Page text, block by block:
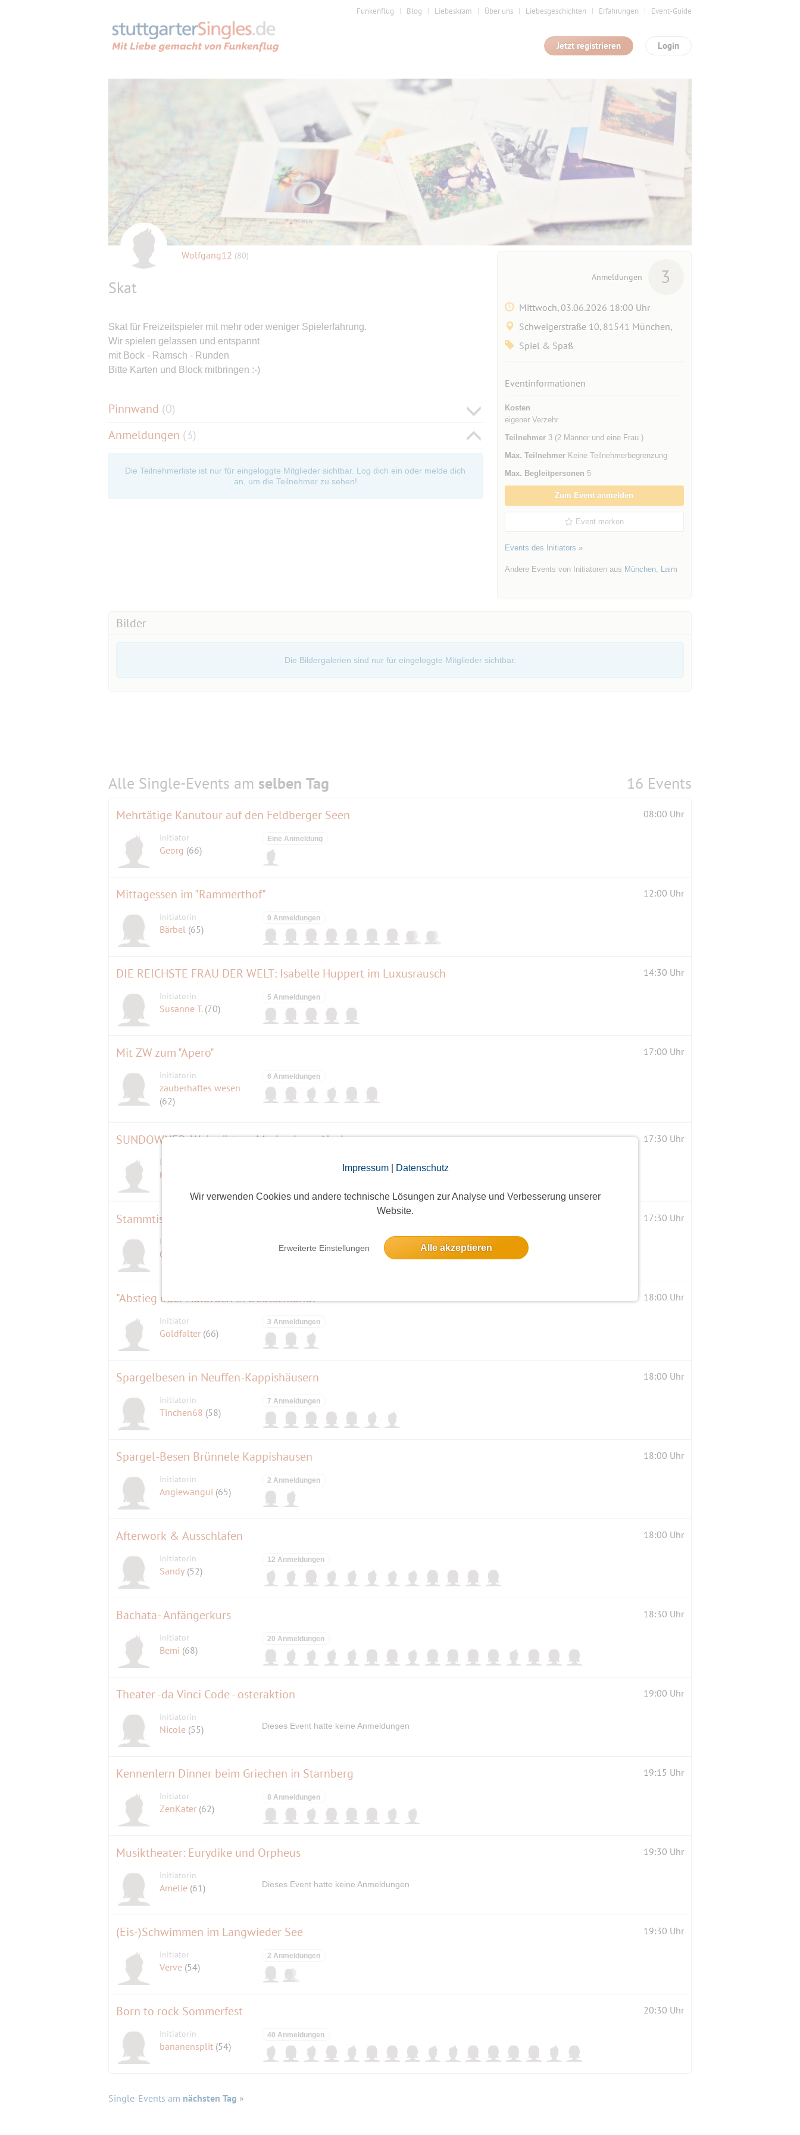
Impressum| Datenschutz
Wir verwenden Cookies und andere technische Lösungen zur Analyse und Verbesserung unserer
Website.
Erweiterte Einstellungen Alle akzeptieren
Funkenflug Blog Liebeskram Über uns Liebesgeschichten Erfahrungen Event-Guide
Login
Jetzt registrieren
Wolfgang12 (80)
Skat
Skat für Freizeitspieler mit mehr oder weniger Spielerfahrung.
Wir spielen gelassen und entspannt
mit Bock - Ramsch - Runden
Bitte Karten und Block mitbringen :-)
Pinnwand (0)
Anmeldungen (3)
Die Teilnehmerliste ist nur für eingeloggte Mitglieder sichtbar. Log dich ein oder melde dich
an, um die Teilnehmer zu sehen!
Anmeldungen 3
Mittwoch, 03.06.2026 18:00 Uhr
Schweigerstraße 10, 81541 München,
Spiel & Spaß
Eventinformationen
Kosten
eigener Verzehr
Teilnehmer3 (2 Männer und eine Frau )
Max. TeilnehmerKeine Teilnehmerbegrenzung
Max. Begleitpersonen 5
Zum Event anmelden
Event merken
Events des Initiators »
Andere Events von Initiatoren aus München, Laim
Bilder
Die Bildergalerien sind nur für eingeloggte Mitglieder sichtbar.
Alle Single-Events am selben Tag 16 Events
Mehrtätige Kanutour auf den Feldberger Seen 08:00 Uhr
Initiator
Georg (66)
Eine Anmeldung
Mittagessen im "Rammerthof" 12:00 Uhr
Initiatorin
Bärbel (65)
9 Anmeldungen
DIE REICHSTE FRAU DER WELT: Isabelle Huppert im Luxusrausch 14:30 Uhr
Initiatorin
Susanne T. (70)
5 Anmeldungen
Mit ZW zum "Apero" 17:00 Uhr
Initiatorin
zauberhaftes wesen
(62)
6 Anmeldungen
SUNDOWNER, Weingärtner Marbach am Neckar 17:30 Uhr
Initiator
Klaus
Stammtisch im Michaeligarten 17:30 Uhr
Initiatorin
Genoveva2
"Abstieg oder Aufbruch in Deutschland?" 18:00 Uhr
Initiator
Goldfalter (66)
3 Anmeldungen
Spargelbesen in Neuffen-Kappishäusern 18:00 Uhr
Initiatorin
Tinchen68 (58)
7 Anmeldungen
Spargel-Besen Brünnele Kappishausen 18:00 Uhr
Initiatorin
Angiewangui (65)
2 Anmeldungen
Afterwork & Ausschlafen 18:00 Uhr
Initiatorin
Sandy (52)
12 Anmeldungen
Bachata- Anfängerkurs 18:30 Uhr
Initiator
Bemi (68)
20 Anmeldungen
Theater -da Vinci Code - osteraktion 19:00 Uhr
Initiatorin
Nicole (55) Dieses Event hatte keine Anmeldungen
Kennenlern Dinner beim Griechen in Starnberg 19:15 Uhr
Initiator
ZenKater (62)
8 Anmeldungen
Musiktheater: Eurydike und Orpheus 19:30 Uhr
Initiatorin
Amelie (61) Dieses Event hatte keine Anmeldungen
(Eis-)Schwimmen im Langwieder See 19:30 Uhr
Initiator
Verve (54)
2 Anmeldungen
Born to rock Sommerfest 20:30 Uhr
Initiatorin
bananensplit (54)
40 Anmeldungen
Single-Events am nächsten Tag »